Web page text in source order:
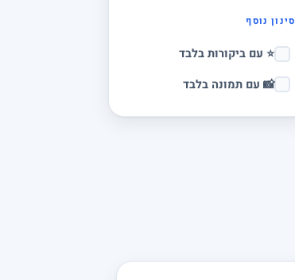
סינון נוסף
⭐ עם ביקורות בלבד
📸 עם תמונה בלבד